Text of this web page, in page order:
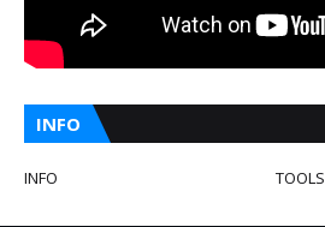
INFO
INFO TOOLS